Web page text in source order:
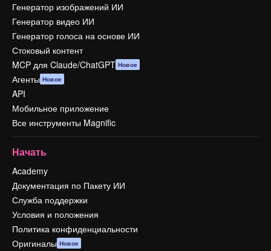
Генератор изображений ИИ
Генератор видео ИИ
Генератор голоса на основе ИИ
Стоковый контент
MCP для Claude/ChatGPT Новое
Агенты Новое
API
Мобильное приложение
Все инструменты Magnific
Начать
Academy
Документация по Пакету ИИ
Служба поддержки
Условия и положения
Политика конфиденциальности
Оригиналы Новое